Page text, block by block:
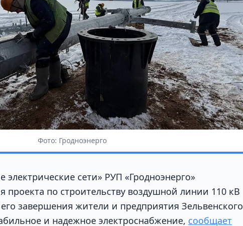
Фото: Гродноэнерго
сети» РУП «Гродноэнерго»
проекта по строительству воздушной линии 110 кВ
завершения жители и предприятия Зельвенского
и надежное электроснабжение, сообщает